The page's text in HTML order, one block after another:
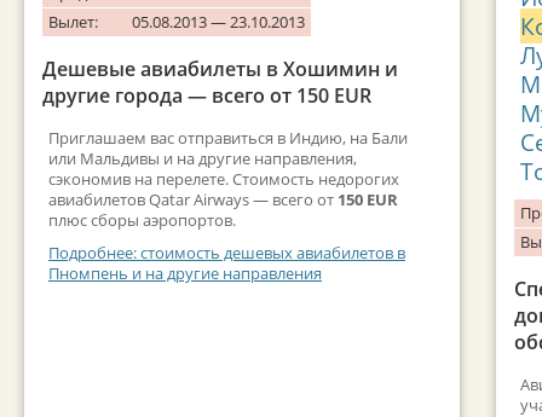
Вылет:
05.08.2013 — 23.10.2013
Дешевые авиабилеты в Хошимин и
другие города — всего от 150 EUR
Приглашаем вас отправиться в Индию, на Бали
или Мальдивы и на другие направления,
сэкономив на перелете. Стоимость недорогих
авиабилетов Qatar Airways — всего от 150 EUR
плюс сборы аэропортов.
Подробнее: стоимость дешевых авиабилетов в
Пномпень и на другие направления